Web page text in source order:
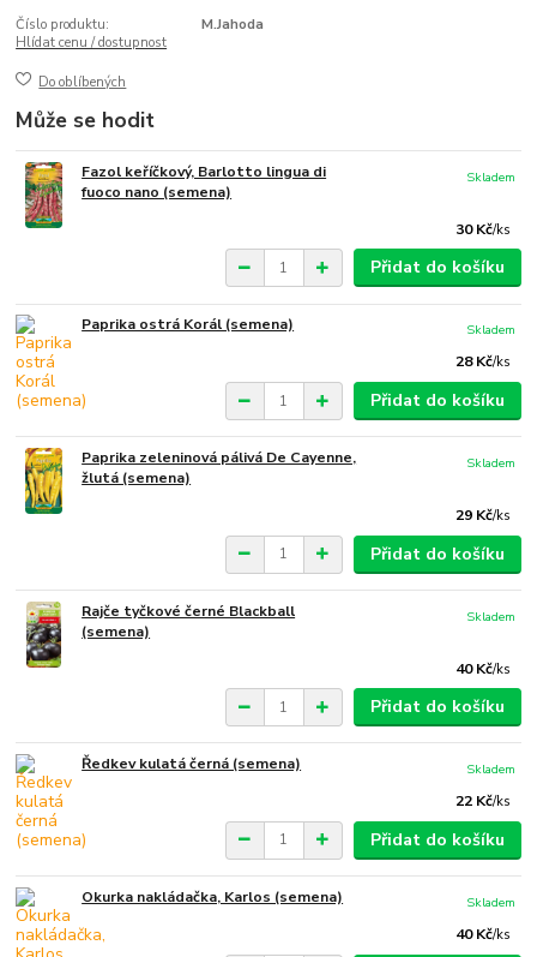
Číslo produktu:
M.Jahoda
Hlídat cenu / dostupnost
Do oblíbených
Může se hodit
Fazol keříčkový, Barlotto lingua di
fuoco nano (semena)
30 Kč/ks
Skladem
Přidat do košíku
Paprika ostrá Korál (semena)
28 Kč/ks
Skladem
Přidat do košíku
Paprika zeleninová pálivá De Cayenne,
žlutá (semena)
29 Kč/ks
Skladem
Přidat do košíku
Rajče tyčkové černé Blackball
(semena)
40 Kč/ks
Skladem
Přidat do košíku
Ředkev kulatá černá (semena)
22 Kč/ks
Skladem
Přidat do košíku
Okurka nakládačka, Karlos (semena)
40 Kč/ks
Skladem